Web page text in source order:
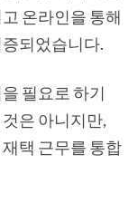
온라인을 통해
되었습니다.
필요로 하기
은 아니지만,
택 근무를 통합